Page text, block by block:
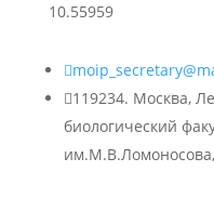
10.55959

119234. Москва,
биологический